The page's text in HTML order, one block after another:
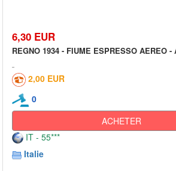
6,30 EUR
REGNO 1934 - FIUME ESPRESSO AEREO
2,00 EUR
0
ACHETER
IT - 55***
Italie